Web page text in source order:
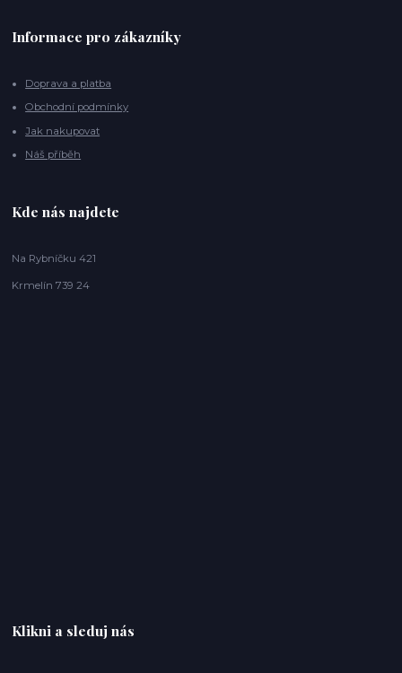
Informace pro zákazníky
Doprava a platba
Obchodní podmínky
Jak nakupovat
Náš příběh
Kde nás najdete
Na Rybníčku 421
Krmelín 739 24
Klikni a sleduj nás